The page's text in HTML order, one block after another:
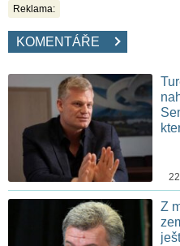
Reklama:
KOMENTÁŘE
Z